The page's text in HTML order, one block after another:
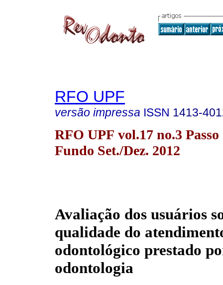
RFO UPF
versão impressa ISSN 1413-
RFO UPF vol.17 no.3 Passo
Fundo Set./Dez. 2012
Avaliação dos usuários
qualidade do
odontológico prestado
odontologia